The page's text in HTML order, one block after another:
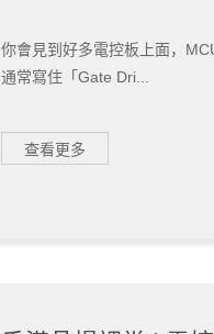
你會見到好多電控板上面，
通常寫住「Gate Dri...
查看更多